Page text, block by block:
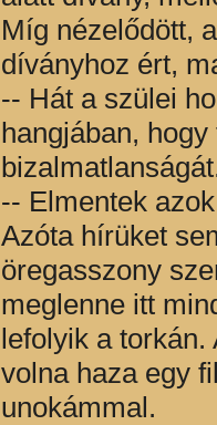
Míg nézelődött,
díványhoz ért,
-- Hát a szülei
hangjában,
-- Elmentek
Azóta hírüket
öregasszony
meglenne itt
lefolyik a
volna haza egy
unokámmal.